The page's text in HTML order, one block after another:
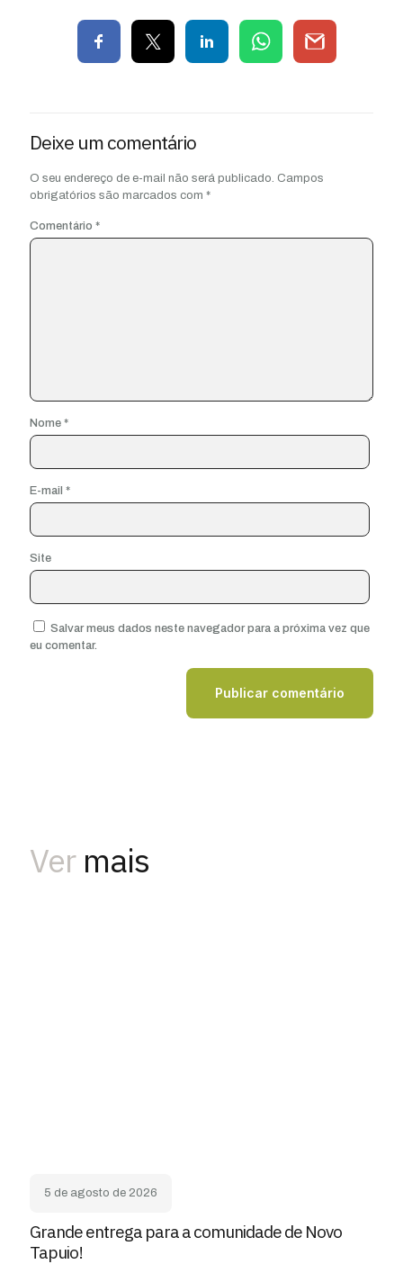
Deixe um comentário
O seu endereço de e-mail não será publicado. Campos
obrigatórios são marcados com *
Comentário *
Nome *
E-mail *
Site
Salvar meus dados neste navegador para a próxima vez que
eu comentar.
Ver mais
5 de agosto de 2026
Grande entrega para a comunidade de Novo
Tapuio!